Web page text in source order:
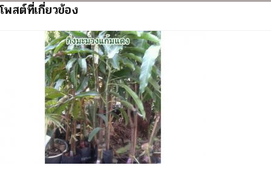
โพสต์ที่เกี่ยวข้อง